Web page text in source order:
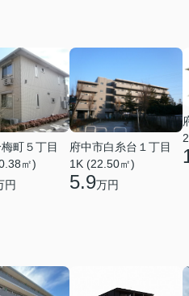
町５丁目
㎡)
円
府中市白糸台１丁目
1K (22.50㎡)
5.9万円